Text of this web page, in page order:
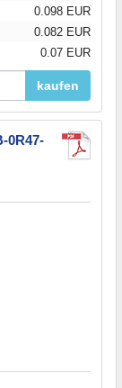
0.098 EUR
0.082 EUR
0.07 EUR
kaufen
0R47-